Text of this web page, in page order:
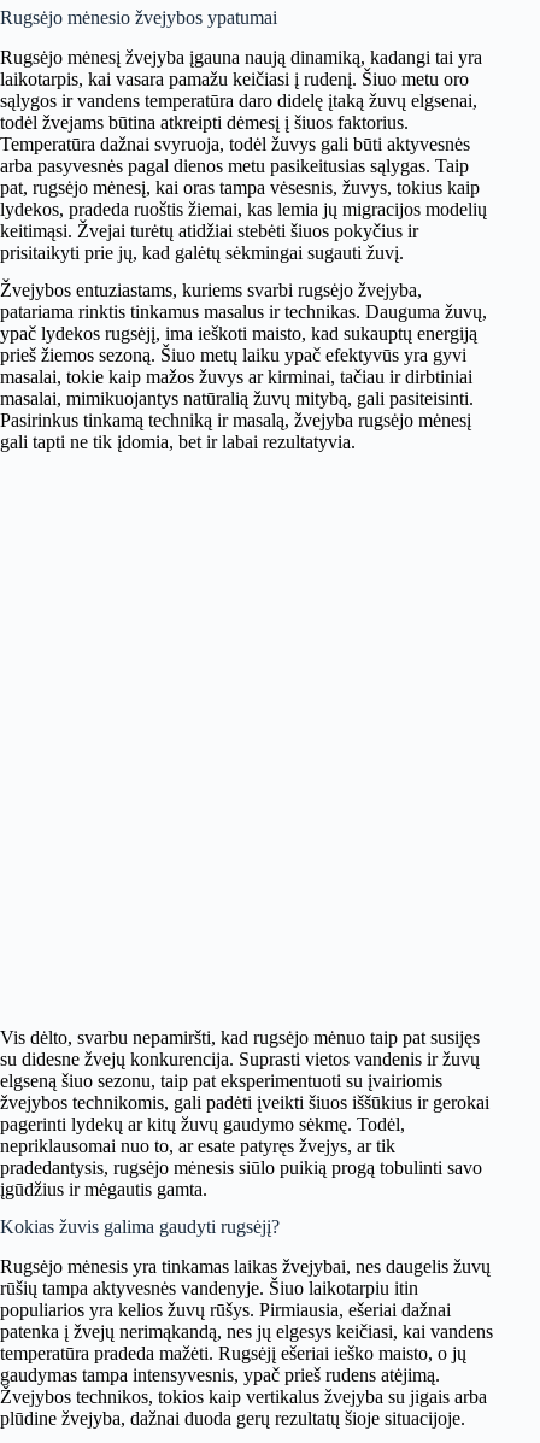
Rugsėjo mėnesio žvejybos ypatumai
Rugsėjo mėnesį žvejyba įgauna naują dinamiką, kadangi tai yra
laikotarpis, kai vasara pamažu keičiasi į rudenį. Šiuo metu oro
sąlygos ir vandens temperatūra daro didelę įtaką žuvų elgsenai,
todėl žvejams būtina atkreipti dėmesį į šiuos faktorius.
Temperatūra dažnai svyruoja, todėl žuvys gali būti aktyvesnės
arba pasyvesnės pagal dienos metu pasikeitusias sąlygas. Taip
pat, rugsėjo mėnesį, kai oras tampa vėsesnis, žuvys, tokius kaip
lydekos, pradeda ruoštis žiemai, kas lemia jų migracijos modelių
keitimąsi. Žvejai turėtų atidžiai stebėti šiuos pokyčius ir
prisitaikyti prie jų, kad galėtų sėkmingai sugauti žuvį.
Žvejybos entuziastams, kuriems svarbi rugsėjo žvejyba,
patariama rinktis tinkamus masalus ir technikas. Dauguma žuvų,
ypač lydekos rugsėjį, ima ieškoti maisto, kad sukauptų energiją
prieš žiemos sezoną. Šiuo metų laiku ypač efektyvūs yra gyvi
masalai, tokie kaip mažos žuvys ar kirminai, tačiau ir dirbtiniai
masalai, mimikuojantys natūralią žuvų mitybą, gali pasiteisinti.
Pasirinkus tinkamą techniką ir masalą, žvejyba rugsėjo mėnesį
gali tapti ne tik įdomia, bet ir labai rezultatyvia.
Vis dėlto, svarbu nepamiršti, kad rugsėjo mėnuo taip pat susijęs
su didesne žvejų konkurencija. Suprasti vietos vandenis ir žuvų
elgseną šiuo sezonu, taip pat eksperimentuoti su įvairiomis
žvejybos technikomis, gali padėti įveikti šiuos iššūkius ir gerokai
pagerinti lydekų ar kitų žuvų gaudymo sėkmę. Todėl,
nepriklausomai nuo to, ar esate patyręs žvejys, ar tik
pradedantysis, rugsėjo mėnesis siūlo puikią progą tobulinti savo
įgūdžius ir mėgautis gamta.
Kokias žuvis galima gaudyti rugsėjį?
Rugsėjo mėnesis yra tinkamas laikas žvejybai, nes daugelis žuvų
rūšių tampa aktyvesnės vandenyje. Šiuo laikotarpiu itin
populiarios yra kelios žuvų rūšys. Pirmiausia, ešeriai dažnai
patenka į žvejų nerimąkandą, nes jų elgesys keičiasi, kai vandens
temperatūra pradeda mažėti. Rugsėjį ešeriai ieško maisto, o jų
gaudymas tampa intensyvesnis, ypač prieš rudens atėjimą.
Žvejybos technikos, tokios kaip vertikalus žvejyba su jigais arba
plūdine žvejyba, dažnai duoda gerų rezultatų šioje situacijoje.